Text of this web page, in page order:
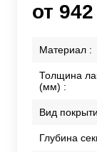
от
Материал :
Толщина
(мм) :
Вид
Глубина